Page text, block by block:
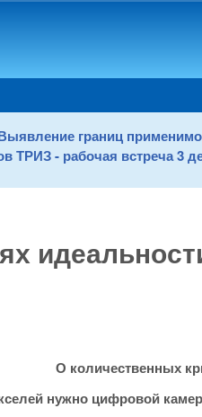
границ
ТРИЗ - рабочая встреча 3
О количественных
нужно цифровой